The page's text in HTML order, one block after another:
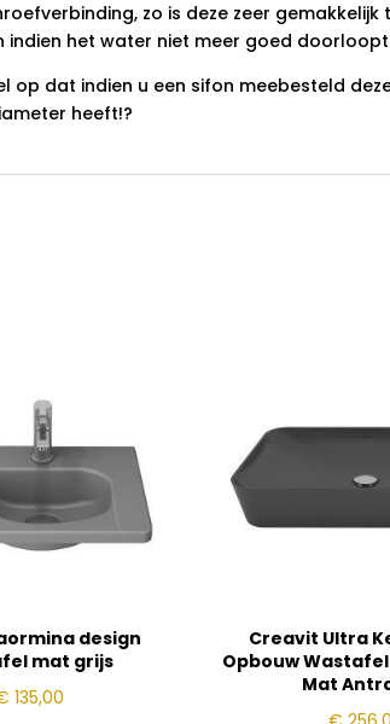
zo is deze zeer gemakkelijk
indien het water niet meer goed
op dat indien u een sifon meebesteld
heeft!?
design
mat grijs
135,00
Creavit Ultra
Opbouw
Mat